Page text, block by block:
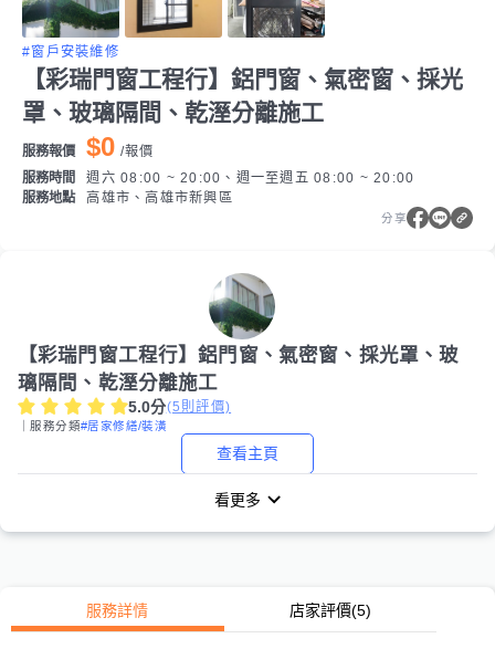
#窗戶安裝維修
【彩瑞門窗工程行】鋁門窗、氣密窗、採光
罩、玻璃隔間、乾溼分離施工
服務報價 $0 /報價
服務時間
週六 08:00 ~ 20:00、週一至週五 08:00 ~ 20:00
服務地點
高雄市、高雄市新興區
分享
【彩瑞門窗工程行】鋁門窗、氣密窗、採光罩、玻
璃隔間、乾溼分離施工
5.0分(5 則評價)
｜服務分類#居家修繕/裝潢
查看主頁
看更多
服務詳情 店家評價(5)